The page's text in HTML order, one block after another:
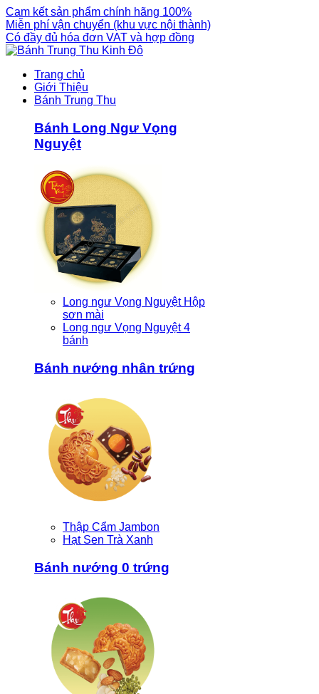
Cam kết sản phẩm chính hãng 100%
Miễn phí vận chuyển (khu vực nội thành)
Có đầy đủ hóa đơn VAT và hợp đồng
Trang chủ
Giới Thiệu
Bánh Trung Thu
Bánh Long Ngư Vọng
Nguyệt
Long ngư Vọng Nguyệt Hộp
sơn mài
Long ngư Vọng Nguyệt 4
bánh
Bánh nướng nhân trứng
Thập Cẩm Jambon
Hạt Sen Trà Xanh
Bánh nướng 0 trứng